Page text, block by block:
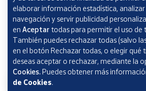
Correos Market
elaborar información estadística, analizar
navegación y servir publicidad
en Aceptar todas para permitir el uso de
También puedes rechazar todas (salvo
en el botón Rechazar todas, o elegir qué
deseas aceptar o rechazar, mediante la
Cookies.Puedes obtener más
de Cookies.